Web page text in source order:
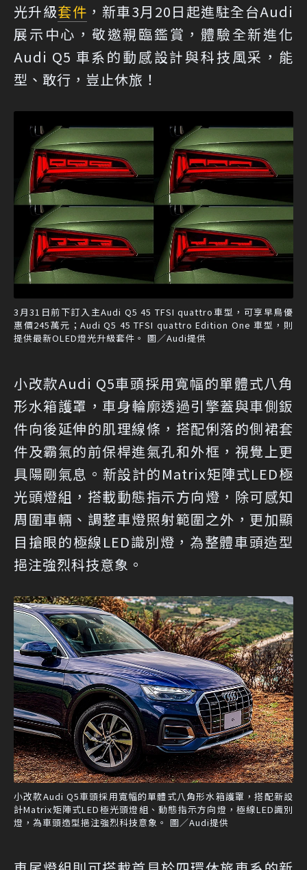
光升級套件 ，新車3月20日起進駐全台Audi
展示中心，敬邀親臨鑑賞，體驗全新進化
Audi Q5 車系的動感設計與科技風采，能
型、敢行，豈止休旅！
3月31日前下訂入主Audi Q5 45 TFSI quattro車型，可享早鳥優
惠價245萬元；Audi Q5 45 TFSI quattro Edition One 車型，則
提供最新OLED燈光升級套件。 圖／Audi提供
小改款Audi Q5車頭採用寬幅的單體式八角
形水箱護罩，車身輪廓透過引擎蓋與車側鈑
件向後延伸的肌理線條，搭配俐落的側裙套
件及霸氣的前保桿進氣孔和外框，視覺上更
具陽剛氣息。新設計的Matrix矩陣式LED極
光頭燈組，搭載動態指示方向燈，除可感知
周圍車輛、調整車燈照射範圍之外，更加顯
目搶眼的極線LED識別燈，為整體車頭造型
挹注強烈科技意象。
小改款Audi Q5車頭採用寬幅的單體式八角形水箱護罩，搭配新設
計Matrix矩陣式LED極光頭燈組、動態指示方向燈，極線LED識別
燈，為車頭造型挹注強烈科技意象。 圖／Audi提供